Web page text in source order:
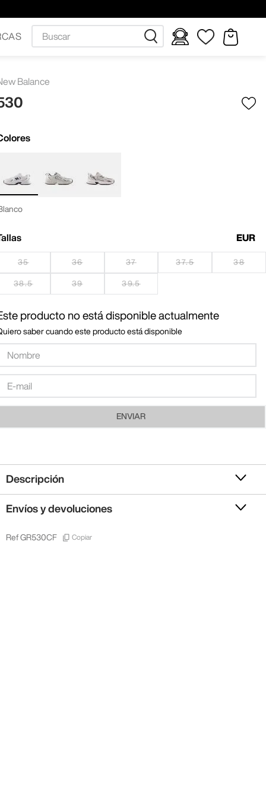
Balance
EUR
35 36 37 37.5 38
38.5 39 39.5
producto no está disponible actualmente
saber cuando este producto está disponible
ENVIAR
Descripción
Envíos y devoluciones
Ref GR530CF Copiar